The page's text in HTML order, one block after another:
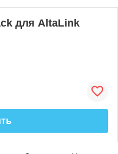
для AltaLink